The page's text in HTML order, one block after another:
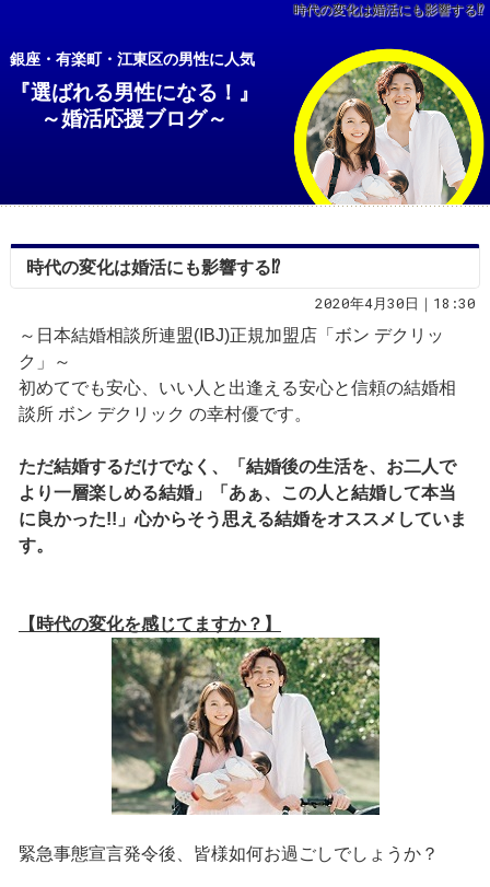
時代の変化は婚活にも影響する⁉
銀座・有楽町・江東区の男性に人気
『選ばれる男性になる！』
～婚活応援ブログ～
時代の変化は婚活にも影響する⁉
2020年4月30日｜18:30
～日本結婚相談所連盟(IBJ)正規加盟店「ボン デクリッ
ク」～
初めてでも安心、いい人と出逢える安心と信頼の結婚相
談所 ボン デクリック の幸村優です。
ただ結婚するだけでなく、「結婚後の生活を、お二人で
より一層楽しめる結婚」「あぁ、この人と結婚して本当
に良かった!!」心からそう思える結婚をオススメしていま
す。
【時代の変化を感じてますか？】
緊急事態宣言発令後、皆様如何お過ごしでしょうか？